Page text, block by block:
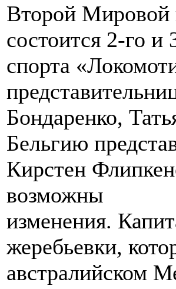
Второй Мировой
состоится 2-го и
спорта
Бондаренко,
Бельгию
Кирстен
возможны
изменения.
жеребьевки,
австралийском